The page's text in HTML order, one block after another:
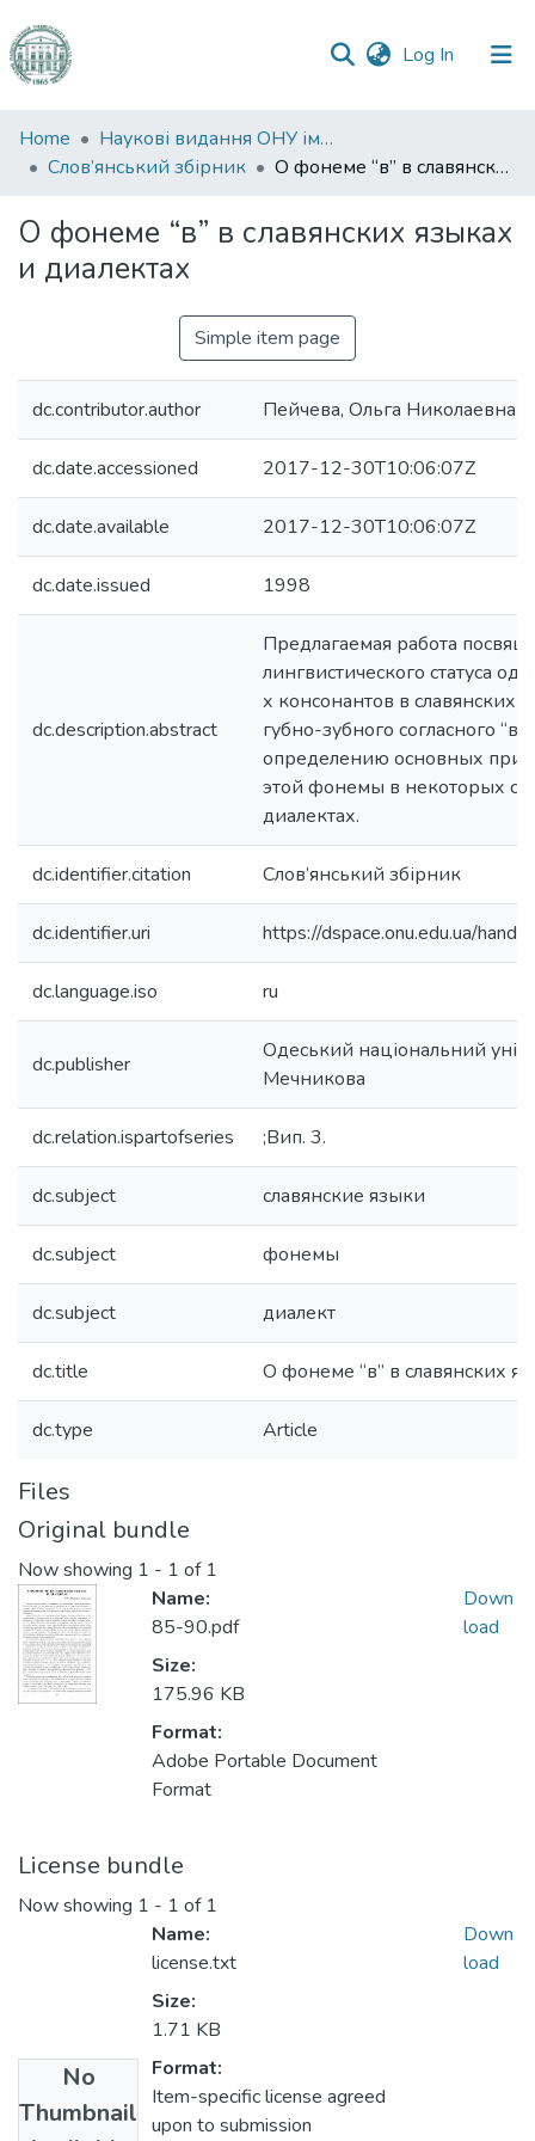
Log In (current)
Communities
&
All of DSpace
Home
Наукові видання ОНУ імені І. І. Мечникова
Слов’янський збірник
О фонеме “в” в славянских языках и диалектах
О фонеме “в” в славянских языках
и диалектах
Simple item page
dc.contributor.author Пейчева, Ольга Николаевна
dc.date.accessioned 2017-12-30T10:06:07Z
dc.date.available 2017-12-30T10:06:07Z
dc.date.issued 1998
dc.description.abstract
Предлагаемая работа
лингвистического статуса
х консонантов в славянских
губно-зубного согласного
определению основных
этой фонемы в некоторых
диалектах.
dc.identifier.citation Слов’янський збірник
dc.identifier.uri https://dspace.onu.edu.ua/
dc.language.iso ru
dc.publisher
Одеський національний
Мечникова
dc.relation.ispartofseries ;Вип. 3.
dc.subject славянские языки
dc.subject фонемы
dc.subject диалект
dc.title О фонеме “в” в славянских
dc.type Article
Files
Original bundle
Now showing 1 - 1 of 1
Name:
85-90.pdf
Size:
175.96 KB
Format:
Adobe Portable Document
Format
Down
load
License bundle
Now showing 1 - 1 of 1
No
Thumbnail
Name:
license.txt
Size:
1.71 KB
Format:
Item-specific license agreed
upon to submission
Down
load